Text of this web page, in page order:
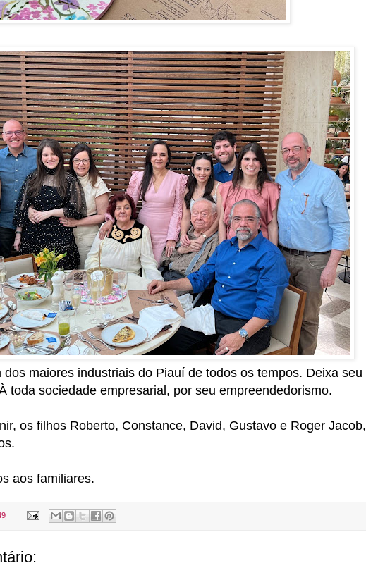
dos maiores industriais do Piauí de todos os tempos. Deixa seu
toda sociedade empresarial, por seu empreendedorismo.
os filhos Roberto, Constance, David, Gustavo e Roger Jacob,
aos familiares.